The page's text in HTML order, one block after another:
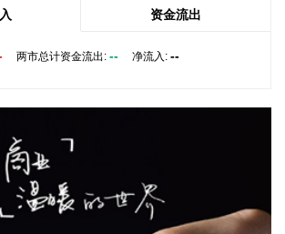
公众号消息，上海市文化旅游局介绍，台
5日22时，陕西移动在商洛市镇安县受汛情影
漫游工作，向其他运营商客户提供5G网络
技术用于应急场景，当用户所属运营商网络
换号即可接入其他运营商5G网络，享受免费
资金流出
两市总计资金流出: -- 净流入: --